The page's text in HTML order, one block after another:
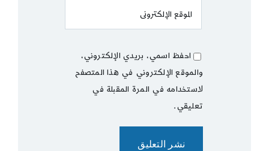
احفظ اسمي، بريدي الإلكتروني،
والموقع الإلكتروني في هذا المتصفح
لاستخدامه في المرة المقبلة في
تعليقي.